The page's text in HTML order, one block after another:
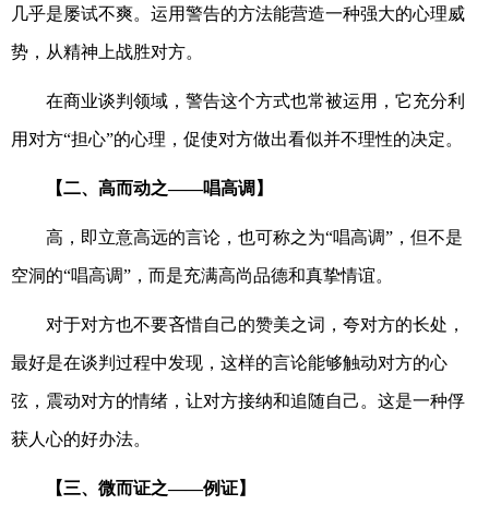
几乎是屡试不爽。运用警告的方法能营造一种强大的心理威
势，从精神上战胜对方。
在商业谈判领域，警告这个方式也常被运用，它充分利
用对方“担心”的心理，促使对方做出看似并不理性的决定。
【二、高而动之——唱高调】
高，即立意高远的言论，也可称之为“唱高调”，但不是
空洞的“唱高调”，而是充满高尚品德和真挚情谊。
对于对方也不要吝惜自己的赞美之词，夸对方的长处，
最好是在谈判过程中发现，这样的言论能够触动对方的心
弦，震动对方的情绪，让对方接纳和追随自己。这是一种俘
获人心的好办法。
【三、微而证之——例证】